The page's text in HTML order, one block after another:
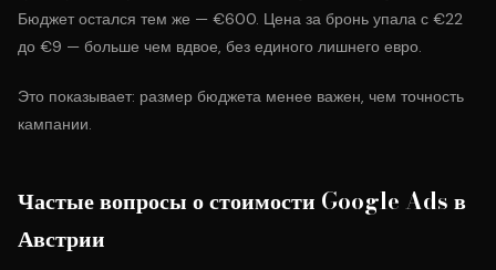
Бюджет остался тем же — €600. Цена за бронь упала с €22
до €9 — больше чем вдвое, без единого лишнего евро.
Это показывает: размер бюджета менее важен, чем точность
кампании.
Частые вопросы о стоимости Google Ads в
Австрии